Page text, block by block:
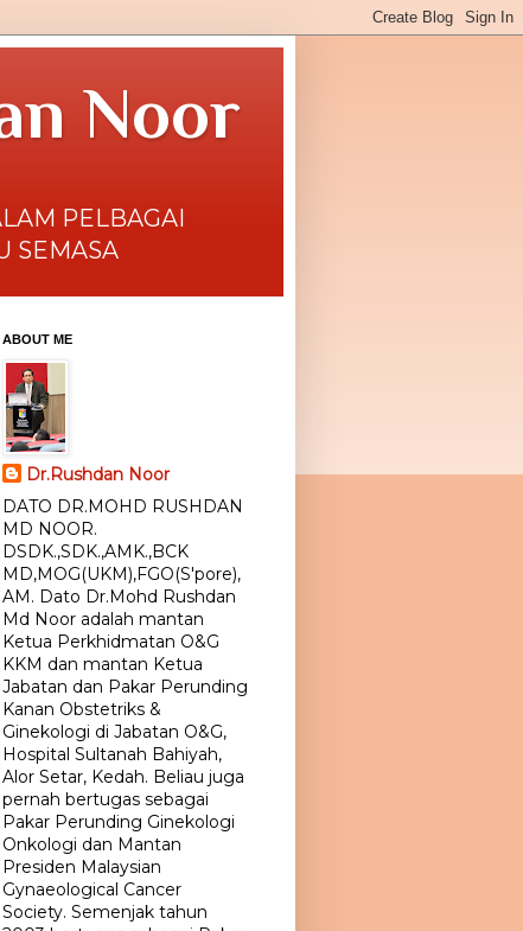
Noor
PELBAGAI
SEMASA
ABOUT ME
Dr.Rushdan Noor
DATO DR.MOHD RUSHDAN
MD NOOR.
DSDK.,SDK.,AMK.,BCK
MD,MOG(UKM),FGO(S'pore),
AM. Dato Dr.Mohd Rushdan
Md Noor adalah mantan
Ketua Perkhidmatan O&G
KKM dan mantan Ketua
Jabatan dan Pakar Perunding
Kanan Obstetriks &
Ginekologi di Jabatan O&G,
Hospital Sultanah Bahiyah,
Alor Setar, Kedah. Beliau juga
pernah bertugas sebagai
Pakar Perunding Ginekologi
Onkologi dan Mantan
Presiden Malaysian
Gynaeological Cancer
Society. Semenjak tahun